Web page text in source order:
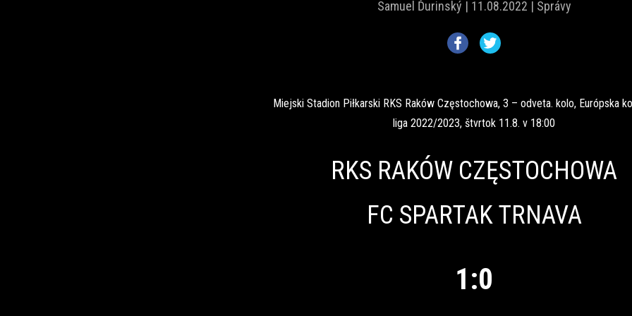
Samuel Ďurinský | 11.08.2022 | Správy
Miejski Stadion Piłkarski RKS Raków Częstochowa, 3 – odveta. kolo, Európska
liga 2022/2023, štvrtok 11.8. v 18:00
RKS RAKÓW CZĘSTOCHOWA
FC SPARTAK TRNAVA
1:0